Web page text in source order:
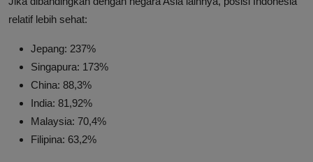
relatif lebih sehat:
Jepang: 237%
Singapura: 173%
China: 88,3%
India: 81,92%
Malaysia: 70,4%
Filipina: 63,2%